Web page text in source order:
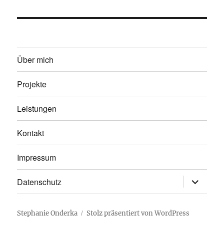
Über mich
Projekte
Leistungen
Kontakt
Impressum
Datenschutz
öffnen
Stephanie Onderka Stolz präsentiert von WordPress